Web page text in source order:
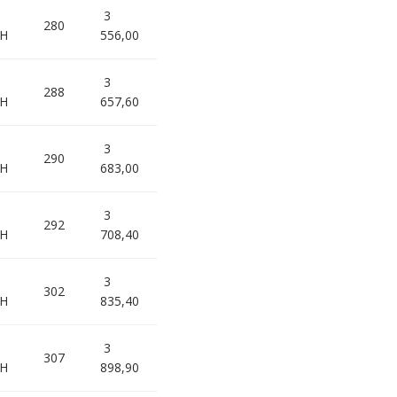
280
3
556,00
288
3
657,60
290
3
683,00
292
3
708,40
302
3
835,40
307
3
898,90